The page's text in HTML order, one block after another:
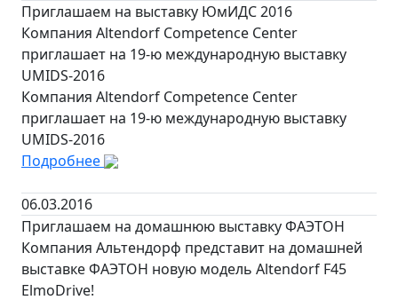
Приглашаем на выставку ЮмИДС 2016
Компания Altendorf Competence Center
приглашает на 19-ю международную выставку
UMIDS-2016
Компания Altendorf Competence Center
приглашает на 19-ю международную выставку
UMIDS-2016
Подробнее
06.03.2016
Приглашаем на домашнюю выставку ФАЭТОН
Компания Альтендорф представит на домашней
выставке ФАЭТОН новую модель Altendorf F45
ElmoDrive!